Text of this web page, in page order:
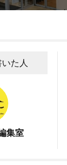
た人
集室